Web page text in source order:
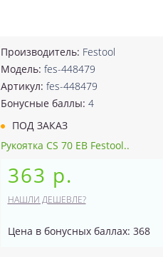
Производитель: Festool
Модель: fes-448479
Артикул: fes-448479
Бонусные баллы: 4
ПОД ЗАКАЗ
Рукоятка CS 70 EB Festool..
363 р.
НАШЛИ ДЕШЕВЛЕ?
Цена в бонусных баллах: 368